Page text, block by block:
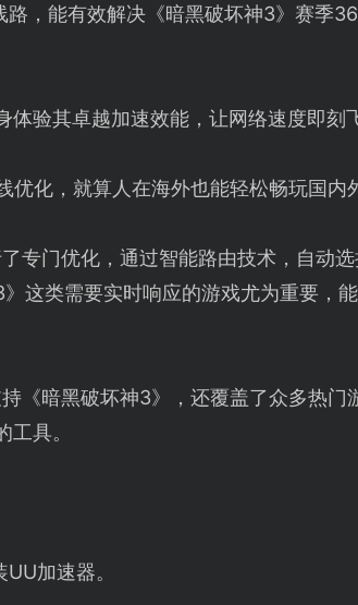
，能有效解决《暗黑破坏神3》赛季
体验其卓越加速效能，让网络速度即刻
化，就算人在海外也能轻松畅玩国内
专门优化，通过智能路由技术，自动
这类需要实时响应的游戏尤为重要，
《暗黑破坏神3》，还覆盖了众多热门
具。
加速器。